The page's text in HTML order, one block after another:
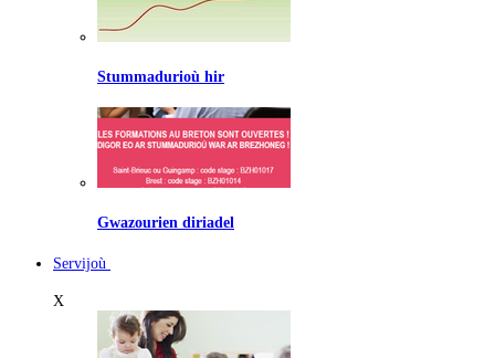
Stummadurioù hir
Gwazourien diriadel
Servijoù
X